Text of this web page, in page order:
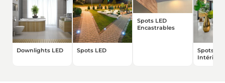
Downlights LED Spots LED
Spots LED
Encastrables
Spots